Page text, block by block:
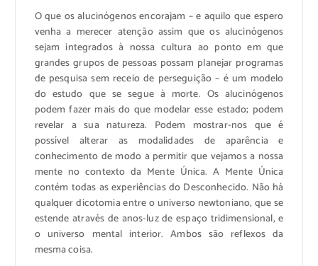
O que os alucinógenos encorajam – e aquilo que espero
venha a merecer atenção assim que os alucinógenos
sejam integrados à nossa cultura ao ponto em que
grandes grupos de pessoas possam planejar programas
de pesquisa sem receio de perseguição – é um modelo
do estudo que se segue à morte. Os alucinógenos
podem fazer mais do que modelar esse estado; podem
revelar a sua natureza. Podem mostrar-nos que é
possível alterar as modalidades de aparência e
conhecimento de modo a permitir que vejamos a nossa
mente no contexto da Mente Única. A Mente Única
contém todas as experiências do Desconhecido. Não há
qualquer dicotomia entre o universo newtoniano, que se
estende através de anos-luz de espaço tridimensional, e
o universo mental interior. Ambos são reflexos da
mesma coisa.